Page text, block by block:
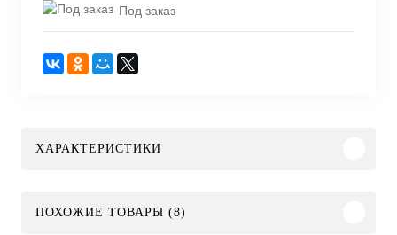
Под заказ
ХАРАКТЕРИСТИКИ
ПОХОЖИЕ ТОВАРЫ (8)